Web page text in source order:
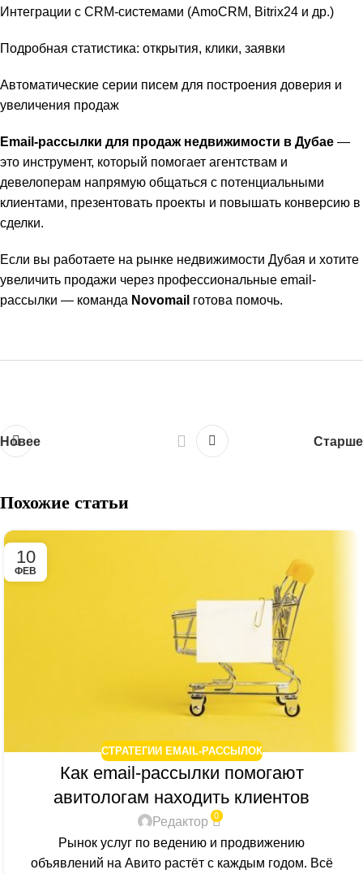
Интеграции с CRM-системами (AmoCRM, Bitrix24 и др.)
Подробная статистика: открытия, клики, заявки
Автоматические серии писем для построения доверия и
увеличения продаж
Email-рассылки для продаж недвижимости в Дубае —
это инструмент, который помогает агентствам и
девелоперам напрямую общаться с потенциальными
клиентами, презентовать проекты и повышать конверсию в
сделки.
Если вы работаете на рынке недвижимости Дубая и хотите
увеличить продажи через профессиональные email-
рассылки — команда Novomail готова помочь.
Новее Старше
Похожие статьи
10
ФЕВ
СТРАТЕГИИ EMAIL-РАССЫЛОК
Как email-рассылки помогают
авитологам находить клиентов
Редактор 0
Рынок услуг по ведению и продвижению
объявлений на Авито растёт с каждым годом. Всё